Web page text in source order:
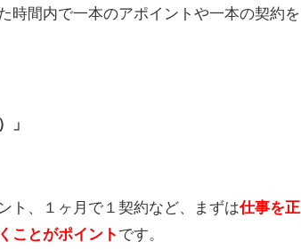
時間内で一本のアポイントや一本の契約を
」
ト、１ヶ月で１契約など、まずは仕事を正
ことがポイント です。